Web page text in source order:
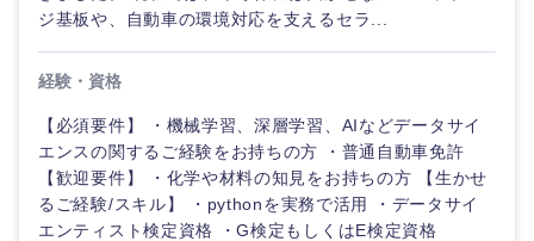
ジ基板や、自動車の環境対応を支えるセラ...
経験・資格
【必須要件】 ・機械学習、深層学習、AIなどデータサイ
エンスの関するご経験をお持ちの方 ・普通自動車免許
【歓迎要件】 ・化学や材料の知見をお持ちの方 【生かせ
るご経験/スキル】 ・pythonを実務で活用 ・データサイ
エンティスト検定資格 ・G検定もしくはE検定資格